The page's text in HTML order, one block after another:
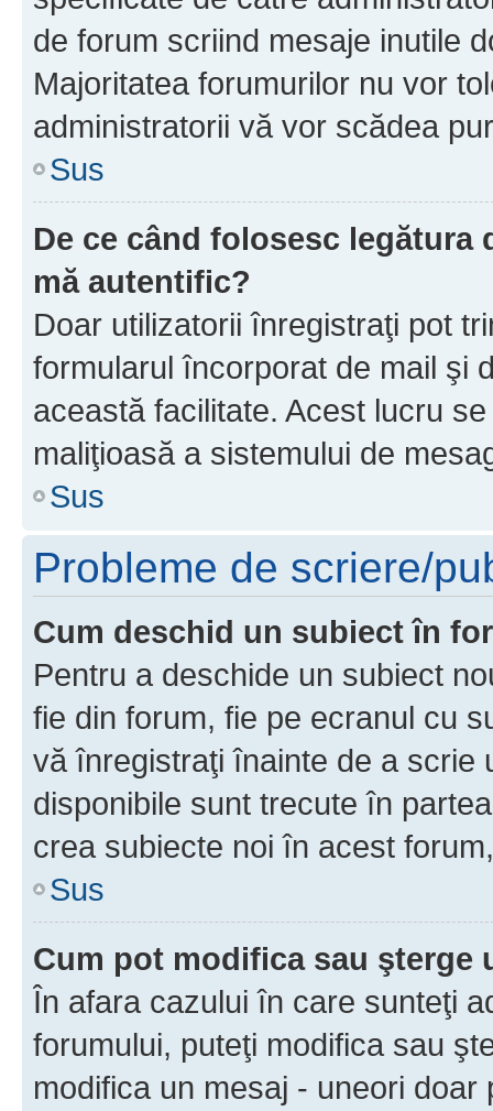
de forum scriind mesaje inutile
Majoritatea forumurilor nu vor
administratorii vă vor scădea
Sus
De ce când folosesc
mă autentific?
Doar utilizatorii înregistraţi pot
formularul încorporat de mail şi
această facilitate. Acest lucru
maliţioasă a sistemului de
Sus
Probleme de scriere/
Cum deschid un subiect în
Pentru a deschide un subiect
fie din forum, fie pe ecranul cu
vă înregistraţi înainte de a scrie
disponibile sunt trecute în
crea subiecte noi în acest
Sus
Cum pot modifica sau şterge
În afara cazului în care sunteţi
forumului, puteţi modifica sau
modifica un mesaj - uneori